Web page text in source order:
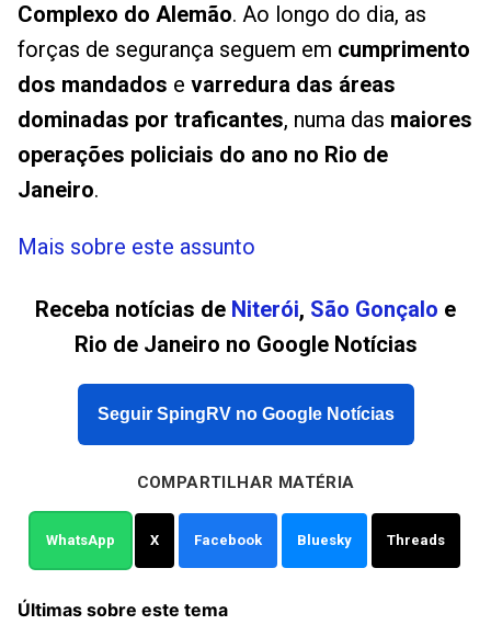
Complexo do Alemão. Ao longo do dia, as
forças de segurança seguem em cumprimento
dos mandados e varredura das áreas
dominadas por traficantes, numa das maiores
operações policiais do ano no Rio de
Janeiro.
Mais sobre este assunto
Receba notícias de Niterói, São Gonçalo e
Rio de Janeiro no Google Notícias
Seguir SpingRV no Google Notícias
COMPARTILHAR MATÉRIA
WhatsApp X Facebook Bluesky Threads
Últimas sobre este tema